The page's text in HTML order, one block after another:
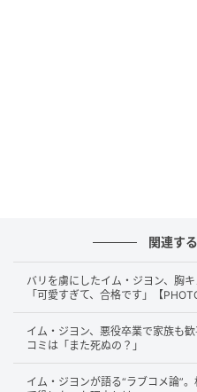
リと、“資本主義が生んだ
チャ・セゲが繰り広げる
率は首都圏平均11.8％、
14.1％を記録し、自己最
を飾った。
“信頼して見られる女優”
関連す
バリを虜にしたイム・ジヨン、胸
「可愛すぎて、合格です」【
イム・ジヨン、悪役卒業で家族も
コミは「また死ぬの？」
イム・ジヨンが語る“ラブコメ論”